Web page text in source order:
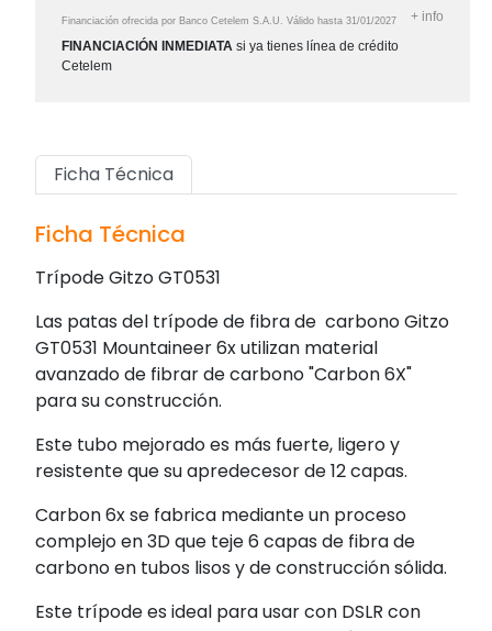
Financiación ofrecida por Banco Cetelem S.A.U. Válido hasta 31/01/2027 + info
FINANCIACIÓN INMEDIATA si ya tienes línea de crédito
Cetelem
Ficha Técnica
Ficha Técnica
Trípode Gitzo GT0531
Las patas del trípode de fibra de carbono Gitzo
GT0531 Mountaineer 6x utilizan material
avanzado de fibrar de carbono "Carbon 6X"
para su construcción.
Este tubo mejorado es más fuerte, ligero y
resistente que su apredecesor de 12 capas.
Carbon 6x se fabrica mediante un proceso
complejo en 3D que teje 6 capas de fibra de
carbono en tubos lisos y de construcción sólida.
Este trípode es ideal para usar con DSLR con